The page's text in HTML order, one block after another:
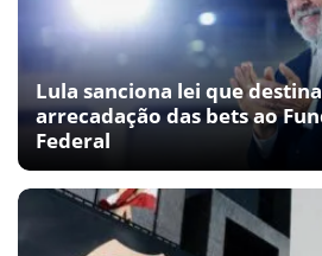
Lula sanciona lei que
arrecadação das bets ao
Federal